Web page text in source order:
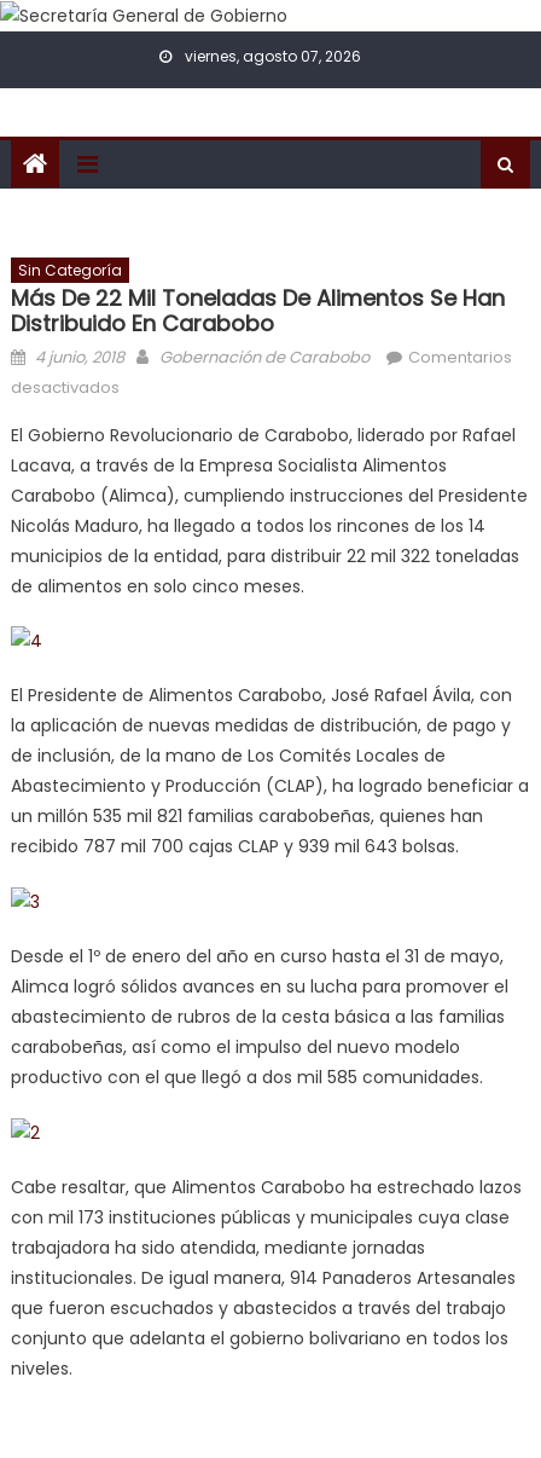
Skip to content
viernes, agosto 07, 2026
Sin Categoría
Más De 22 Mil Toneladas De Alimentos Se Han
Distribuido En Carabobo
Posted on
4 junio, 2018 Author
Gobernación de Carabobo
Comentarios
desactivados
El Gobierno Revolucionario de Carabobo, liderado por Rafael
Lacava, a través de la Empresa Socialista Alimentos
Carabobo (Alimca), cumpliendo instrucciones del Presidente
Nicolás Maduro, ha llegado a todos los rincones de los 14
municipios de la entidad, para distribuir 22 mil 322 toneladas
de alimentos en solo cinco meses.
El Presidente de Alimentos Carabobo, José Rafael Ávila, con
la aplicación de nuevas medidas de distribución, de pago y
de inclusión, de la mano de Los Comités Locales de
Abastecimiento y Producción (CLAP), ha logrado beneficiar a
un millón 535 mil 821 familias carabobeñas, quienes han
recibido 787 mil 700 cajas CLAP y 939 mil 643 bolsas.
Desde el 1º de enero del año en curso hasta el 31 de mayo,
Alimca logró sólidos avances en su lucha para promover el
abastecimiento de rubros de la cesta básica a las familias
carabobeñas, así como el impulso del nuevo modelo
productivo con el que llegó a dos mil 585 comunidades.
Cabe resaltar, que Alimentos Carabobo ha estrechado lazos
con mil 173 instituciones públicas y municipales cuya clase
trabajadora ha sido atendida, mediante jornadas
institucionales. De igual manera, 914 Panaderos Artesanales
que fueron escuchados y abastecidos a través del trabajo
conjunto que adelanta el gobierno bolivariano en todos los
niveles.